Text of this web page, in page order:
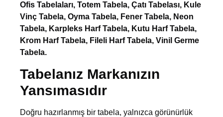
Ofis Tabelaları, Totem Tabela, Çatı Tabelası, Kule
Vinç Tabela, Oyma Tabela, Fener Tabela, Neon
Tabela, Karpleks Harf Tabela, Kutu Harf Tabela,
Krom Harf Tabela, Fileli Harf Tabela, Vinil Germe
Tabela.
Tabelanız Markanızın
Yansımasıdır
Doğru hazırlanmış bir tabela, yalnızca görünürlük